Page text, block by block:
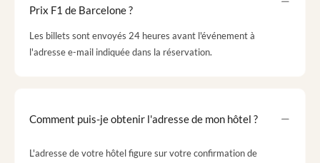
Prix F1 de Barcelone ?
Les billets sont envoyés 24 heures avant l'événement à
l'adresse e-mail indiquée dans la réservation.
Comment puis-je obtenir l'adresse de mon hôtel ?
L'adresse de votre hôtel figure sur votre confirmation de